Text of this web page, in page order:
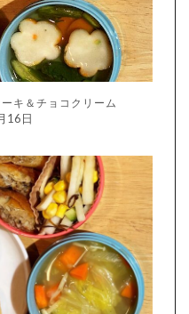
キ＆チョコクリーム
16日